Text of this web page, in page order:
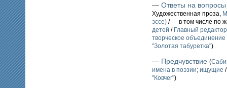
— Ответы на вопросы
Художественная проза,
эссе) / — в том числе по
детей / Главный
творческое объединение
"Золотая табуретка")
— Предчувствие (
имена в поэзии; ищущие
"Ковчег")